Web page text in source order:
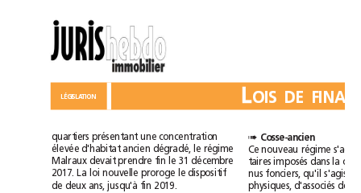
quartiers présentant une
concentration
élevée
d'habitat ancien dégradé, le
régime
Malraux
devait prendre fin le
31décembre
2017.
La loi nouvelle proroge le dispositif
de deux ans, jusqu'à fin 2019.
➠
Cosse-ancien
Ce
nouveau
régime
taires
imposés dans la
nus
fonciers,
physiques,
d'associés de
L
LÉGISLATION